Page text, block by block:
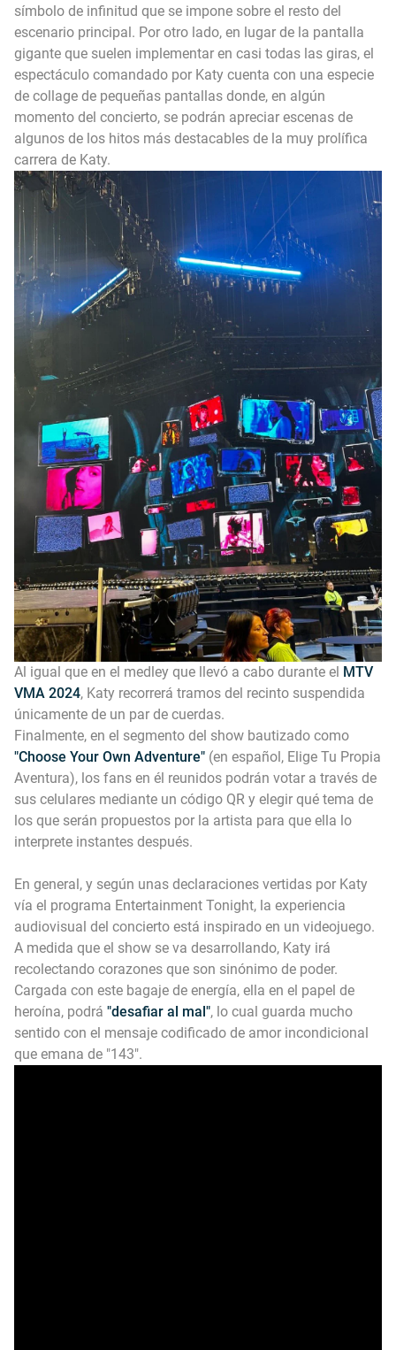
símbolo de infinitud que se impone sobre el resto del
escenario principal. Por otro lado, en lugar de la pantalla
gigante que suelen implementar en casi todas las giras, el
espectáculo comandado por Katy cuenta con una especie
de collage de pequeñas pantallas donde, en algún
momento del concierto, se podrán apreciar escenas de
algunos de los hitos más destacables de la muy prolífica
carrera de Katy.
Al igual que en el medley que llevó a cabo durante el MTV
VMA 2024, Katy recorrerá tramos del recinto suspendida
únicamente de un par de cuerdas.
Finalmente, en el segmento del show bautizado como
"Choose Your Own Adventure" (en español, Elige Tu Propia
Aventura), los fans en él reunidos podrán votar a través de
sus celulares mediante un código QR y elegir qué tema de
los que serán propuestos por la artista para que ella lo
interprete instantes después.
En general, y según unas declaraciones vertidas por Katy
vía el programa Entertainment Tonight, la experiencia
audiovisual del concierto está inspirado en un videojuego.
A medida que el show se va desarrollando, Katy irá
recolectando corazones que son sinónimo de poder.
Cargada con este bagaje de energía, ella en el papel de
heroína, podrá "desafiar al mal", lo cual guarda mucho
sentido con el mensaje codificado de amor incondicional
que emana de "143".